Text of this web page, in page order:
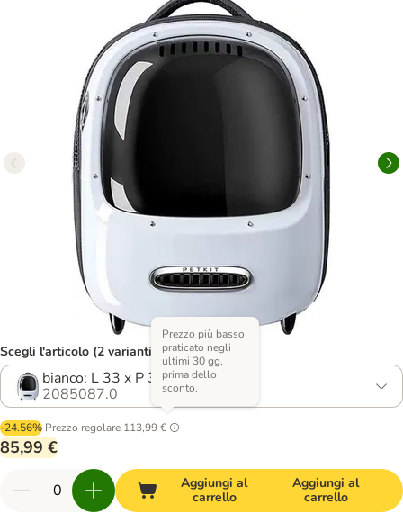
Scegli l'articolo (2 varianti)
bianco: L 33 x P 30 x H 45 cm
2085087.0
-24.56% Prezzo regolare113,99 €
Prezzo più basso
praticato negli
ultimi 30 gg,
prima dello
sconto.
85,99 €
Aggiungi al
carrello
Aggiungi al
carrello